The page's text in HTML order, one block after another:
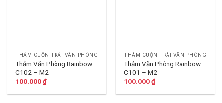
THẢM CUỘN TRẢI VĂN PHÒNG
Thảm Văn Phòng Rainbow
C102 – M2
100.000₫
THẢM CUỘN TRẢI VĂN PHÒNG
Thảm Văn Phòng Rainbow
C101 – M2
100.000₫